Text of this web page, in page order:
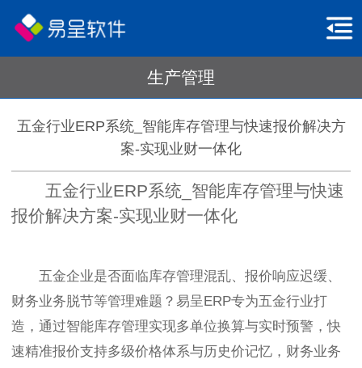
生产管理
五金行业ERP系统_智能库存管理与快速报价解决方
案-实现业财一体化
五金行业ERP系统_智能库存管理与快速
报价解决方案-实现业财一体化
五金企业是否面临库存管理混乱、报价响应迟缓、
财务业务脱节等管理难题？易呈ERP专为五金行业打
造，通过智能库存管理实现多单位换算与实时预警，快
速精准报价支持多级价格体系与历史价记忆，财务业务